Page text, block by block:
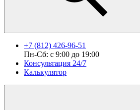
+7 (812) 426-96-51
Пн-Сб: с 9:00 до 19:00
Консультация 24/7
Калькулятор